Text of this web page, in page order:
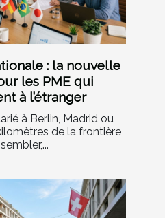
: la nouvelle
les PME qui
à l’étranger
à Berlin, Madrid ou
de la frontière